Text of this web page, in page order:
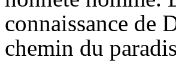
connaissance de
chemin du